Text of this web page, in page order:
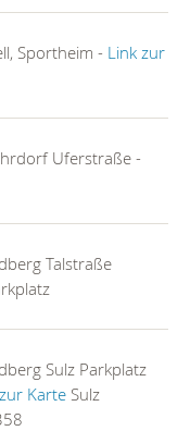
Sportheim - Link zur
Uferstraße -
Talstraße
Sulz Parkplatz
Karte Sulz